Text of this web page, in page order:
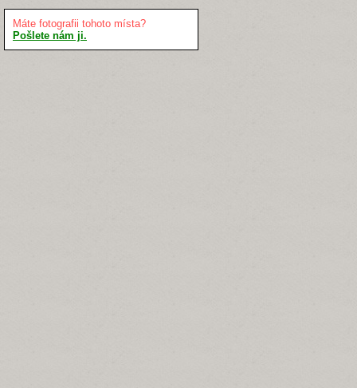
Máte fotografii tohoto místa?
Pošlete nám ji.